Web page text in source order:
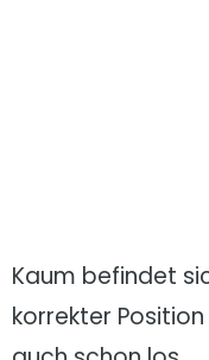
Kaum befindet
korrekter